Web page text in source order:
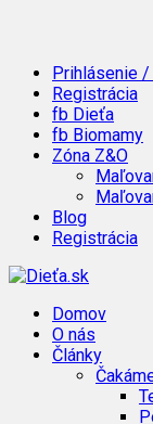
Prihlásenie /
Registrácia
fb Dieťa
fb Biomamy
Zóna Z&O
Blog
Registrácia
Domov
O nás
Články